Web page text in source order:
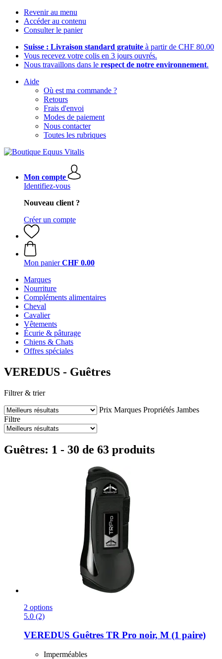
Revenir au menu
Accéder au contenu
Consulter le panier
Suisse : Livraison standard gratuite à partir de CHF 80.00
Vous recevez votre colis en 3 jours ouvrés.
Nous travaillons dans le respect de notre environnement.
Aide
Où est ma commande ?
Retours
Frais d'envoi
Modes de paiement
Nous contacter
Toutes les rubriques
Mon compte
Identifiez-vous
Nouveau client ?
Créer un compte
Mon panier CHF 0.00
Marques
Nourriture
Compléments alimentaires
Cheval
Cavalier
Vêtements
Écurie & pâturage
Chiens & Chats
Offres spéciales
VEREDUS - Guêtres
Filtrer & trier
Prix Marques Propriétés Jambes
Filtre
Guêtres: 1 - 30 de 63 produits
2 options
5.0 (2)
VEREDUS Guêtres TR Pro noir, M (1 paire)
Imperméables